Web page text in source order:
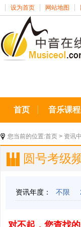
设为首页 网站地图
首页 音乐课程
您当前的位置:首页 > 资讯
圆号考级
资讯年度： 不限
对不起，您查找